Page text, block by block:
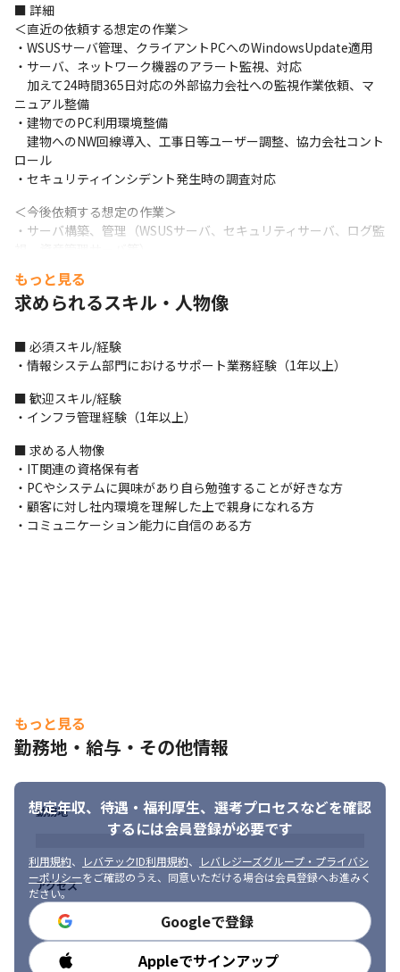
■ 詳細
＜直近の依頼する想定の作業＞
・WSUSサーバ管理、クライアントPCへのWindowsUpdate適用
・サーバ、ネットワーク機器のアラート監視、対応
加えて24時間365日対応の外部協力会社への監視作業依頼、マ
ニュアル整備
・建物でのPC利用環境整備
建物へのNW回線導入、工事日等ユーザー調整、協力会社コント
ロール
・セキュリティインシデント発生時の調査対応
＜今後依頼する想定の作業＞
・サーバ構築、管理（WSUSサーバ、セキュリティサーバ、ログ監
・クラウド移行対応、管理や運用業務
・不動産業中心としたデジタル化支援のため、ITスキルはもちろ
ん、同業界への知見が身につきます
・顧客と非常に近い環境でサービス化やデジタル化支援を行うた
め、生の声を聞く機会も豊富です
大手企業の社内IT環境の整備を行います。
もっと見る
求められるスキル・人物像
■ 必須スキル/経験
・情報システム部門におけるサポート業務経験（1年以上）
■ 歓迎スキル/経験
・インフラ管理経験（1年以上）
■ 求める人物像
・IT関連の資格保有者
・PCやシステムに興味があり自ら勉強することが好きな方
・顧客に対し社内環境を理解した上で親身になれる方
・コミュニケーション能力に自信のある方
もっと見る
勤務地・給与・その他情報
想定年収、待遇・福利厚生、 選考プロセスなどを確認
するには会員登録が必要です
利用規約、 レバテックID利用規約、
レバレジーズグループ・プライバシ
ーポリシーをご確認のうえ、同意いただける場合は会員登録へお進みく
ださい。
Googleで登録
Appleでサインアップ
勤務地
アクセス
勤務時間